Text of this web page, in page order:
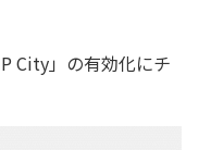
City」の有効化にチ